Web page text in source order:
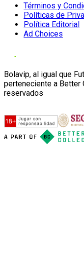
Términos y
Políticas de
Política Editorial
Ad Choices
Bolavip, al igual que
perteneciente a Better
reservados